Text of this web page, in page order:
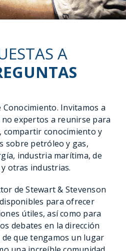
A
Invitamos a
expertos a reunirse para
compartir conocimiento y
sobre petróleo y gas,
industria marítima, de
otras industrias.